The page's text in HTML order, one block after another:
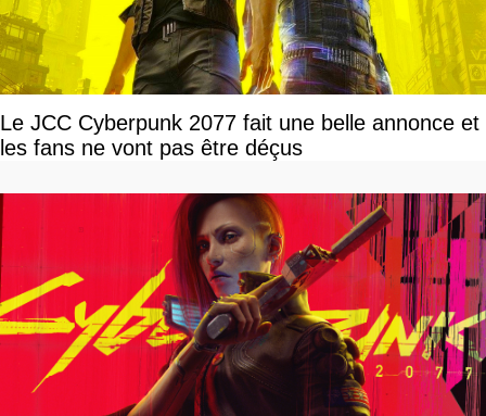
Le JCC Cyberpunk 2077 fait une belle annonce et
les fans ne vont pas être déçus